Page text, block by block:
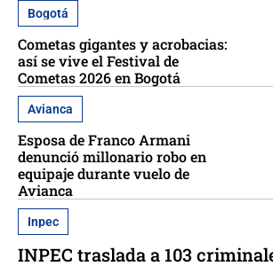
Bogotá
Cometas gigantes y acrobacias:
así se vive el Festival de
Cometas 2026 en Bogotá
Avianca
Esposa de Franco Armani
denunció millonario robo en
equipaje durante vuelo de
Avianca
Inpec
INPEC traslada a 103